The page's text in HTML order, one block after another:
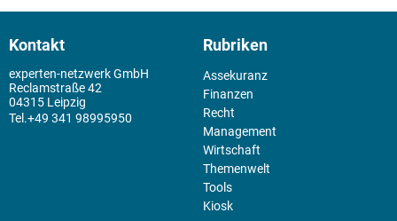
Kontakt
experten-netzwerk GmbH
Reclamstraße 42
04315 Leipzig
+49 341 98995950
Rubriken
Assekuranz
Finanzen
Recht
Management
Wirtschaft
Themenwelt
Tools
Kiosk